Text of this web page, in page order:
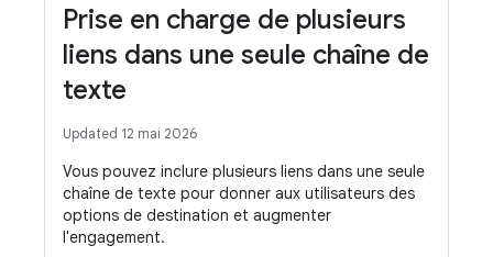
Prise en charge de plusieurs
liens dans une seule chaîne de
texte
Updated 12 mai 2026
Vous pouvez inclure plusieurs liens dans une seule
chaîne de texte pour donner aux utilisateurs des
options de destination et augmenter
l'engagement.